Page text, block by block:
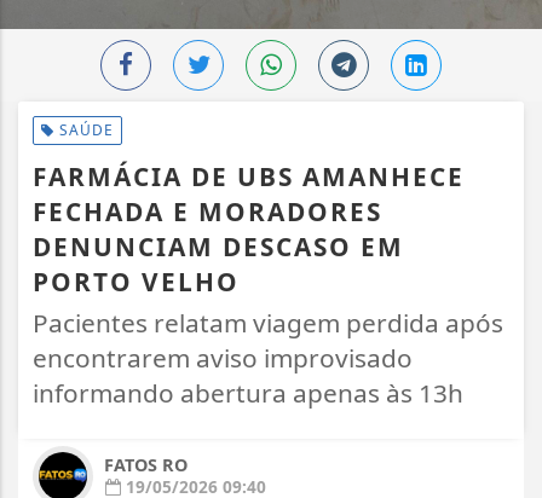
SAÚDE
FARMÁCIA DE UBS AMANHECE
FECHADA E MORADORES
DENUNCIAM DESCASO EM
PORTO VELHO
Pacientes relatam viagem perdida após
encontrarem aviso improvisado
informando abertura apenas às 13h
FATOS RO
19/05/2026 09:40